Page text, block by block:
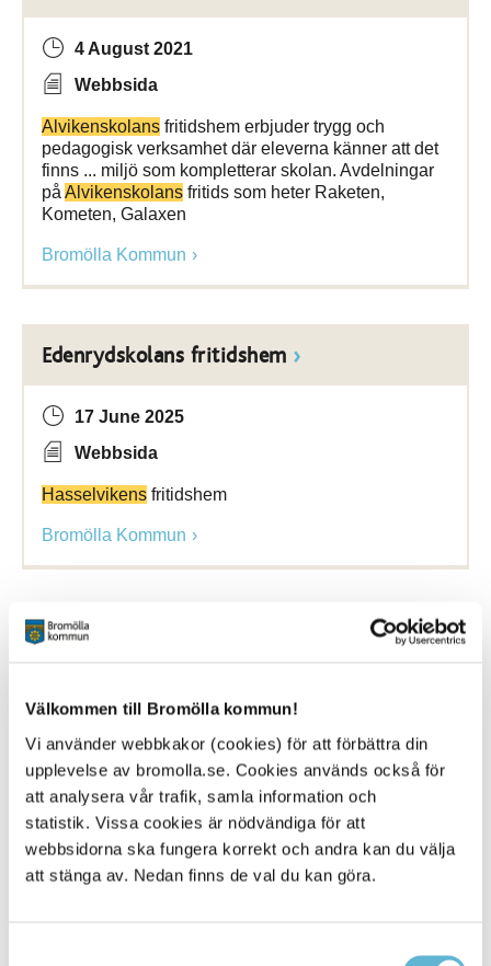
Välkommen till Bromölla kommun!
Vi använder webbkakor (cookies) för att förbättra din
upplevelse av bromolla.se. Cookies används också för
att analysera vår trafik, samla information och
statistik. Vissa cookies är nödvändiga för att
webbsidorna ska fungera korrekt och andra kan du välja
att stänga av. Nedan finns de val du kan göra.
4 August 2021
Webbsida
Alvikenskolans fritidshem erbjuder trygg och
pedagogisk verksamhet där eleverna känner att det
finns ... miljö som kompletterar skolan. Avdelningar
på Alvikenskolans fritids som heter Raketen,
Kometen, Galaxen
Bromölla Kommun
Edenrydskolans fritidshem
17 June 2025
Webbsida
Hasselvikens fritidshem
Bromölla Kommun
[Arkiverad] Schaktarbete Alvikenskolantill
4 February 2026
tillAlvikenskolanär nu klart! Nästa fas i arbetet
startas upp denna vecka frånAlvikenskolans
parkering ... Schaktarbetet kommer att röra sig
söderut på
Alviksvägen
till Doktorsgatan och vidare
ut på Kyrkvägen